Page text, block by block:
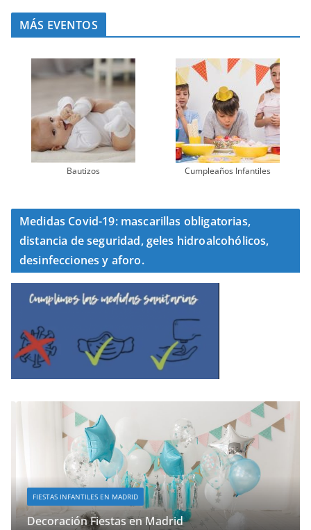
MÁS EVENTOS
Bautizos Cumpleaños Infantiles
Medidas Covid-19: mascarillas obligatorias,
distancia de seguridad, geles hidroalcohólicos,
desinfecciones y aforo.
FIESTAS INFANTILES EN MADRID
Decoración Fiestas en Madrid